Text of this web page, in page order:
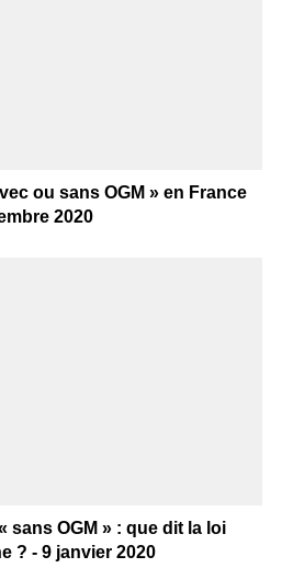
ou sans OGM » en France
2020
sans OGM » : que dit la loi
? - 9 janvier 2020